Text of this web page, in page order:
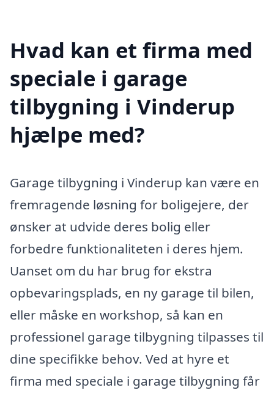
Hvad kan et firma med
speciale i garage
tilbygning i Vinderup
hjælpe med?
Garage tilbygning i Vinderup kan være en
fremragende løsning for boligejere, der
ønsker at udvide deres bolig eller
forbedre funktionaliteten i deres hjem.
Uanset om du har brug for ekstra
opbevaringsplads, en ny garage til bilen,
eller måske en workshop, så kan en
professionel garage tilbygning tilpasses til
dine specifikke behov. Ved at hyre et
firma med speciale i garage tilbygning får